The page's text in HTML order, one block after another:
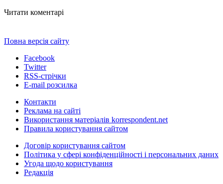
Читати коментарі
Повна версія сайту
Facebook
Twitter
RSS-стрічки
E-mail розсилка
Контакти
Реклама на сайті
Використання матеріалів korrespondent.net
Правила користування сайтом
Договір користування сайтом
Політика у сфері конфіденційності і персональних даних
Угода щодо користування
Редакція